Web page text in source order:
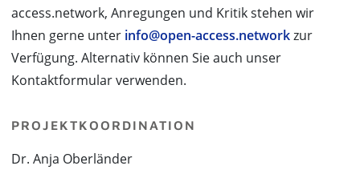
access.network, Anregungen und Kritik stehen wir
Ihnen gerne unter info@open-access.networkzur
Verfügung. Alternativ können Sie auch unser
Kontaktformular verwenden.
PROJEKTKOORDINATION
Dr. Anja Oberländer